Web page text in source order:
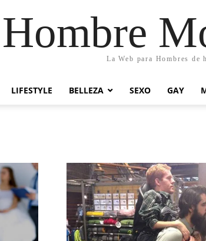
Hombre
La Web para Hombres de
LIFESTYLE BELLEZA SEXO GAY